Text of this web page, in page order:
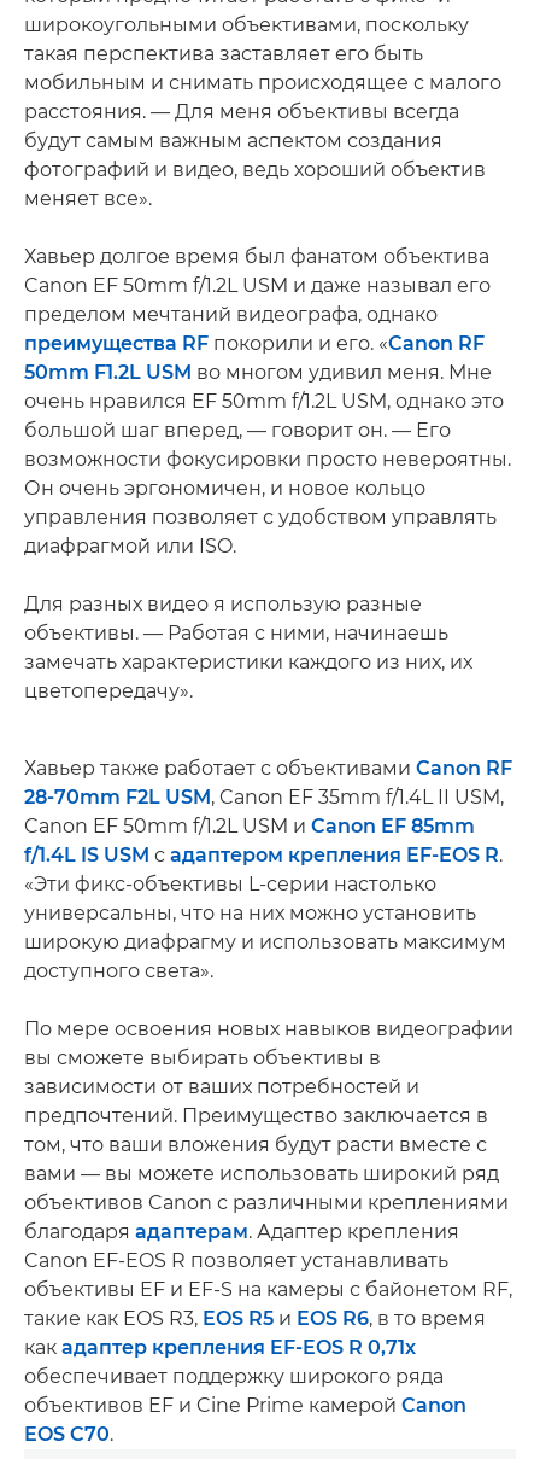
широкоугольными объективами, поскольку
такая перспектива заставляет его быть
мобильным и снимать происходящее с малого
расстояния. — Для меня объективы всегда
будут самым важным аспектом создания
фотографий и видео, ведь хороший объектив
меняет все».
Хавьер долгое время был фанатом объектива
Canon EF 50mm f/1.2L USM и даже называл его
пределом мечтаний видеографа, однако
преимущества RF покорили и его. «Canon RF
50mm F1.2L USM во многом удивил меня. Мне
очень нравился EF 50mm f/1.2L USM, однако это
большой шаг вперед, — говорит он. — Его
возможности фокусировки просто невероятны.
Он очень эргономичен, и новое кольцо
управления позволяет с удобством управлять
диафрагмой или ISO.
Для разных видео я использую разные
объективы. — Работая с ними, начинаешь
замечать характеристики каждого из них, их
цветопередачу».
Хавьер также работает с объективами Canon RF
28-70mm F2L USM, Canon EF 35mm f/1.4L II USM,
Canon EF 50mm f/1.2L USM и Canon EF 85mm
f/1.4L IS USM с адаптером крепления EF-EOS R.
«Эти фикс-объективы L-серии настолько
универсальны, что на них можно установить
широкую диафрагму и использовать максимум
доступного света».
По мере освоения новых навыков видеографии
вы сможете выбирать объективы в
зависимости от ваших потребностей и
предпочтений. Преимущество заключается в
том, что ваши вложения будут расти вместе с
вами — вы можете использовать широкий ряд
объективов Canon с различными креплениями
благодаря адаптерам. Адаптер крепления
Canon EF-EOS R позволяет устанавливать
объективы EF и EF-S на камеры с байонетом RF,
такие как EOS R3, EOS R5 и EOS R6, в то время
как адаптер крепления EF-EOS R 0,71x
обеспечивает поддержку широкого ряда
объективов EF и Cine Prime камерой Canon
EOS C70.